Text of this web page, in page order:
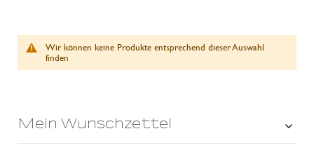
Wir können keine Produkte entsprechend dieser Auswahl
finden
Mein Wunschzettel